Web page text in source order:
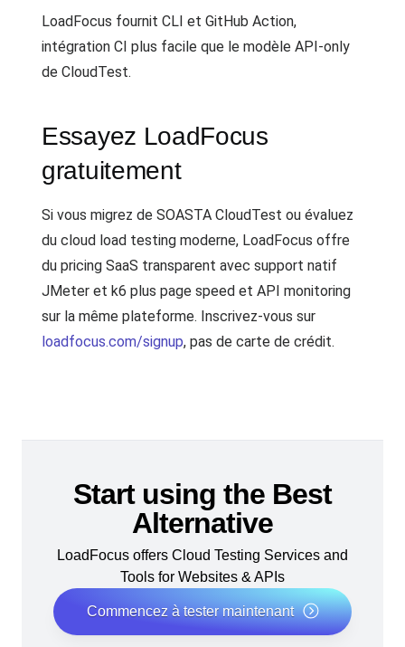
LoadFocus fournit CLI et GitHub Action,
intégration CI plus facile que le modèle API-only
de CloudTest.
Essayez LoadFocus
gratuitement
Si vous migrez de SOASTA CloudTest ou évaluez
du cloud load testing moderne, LoadFocus offre
du pricing SaaS transparent avec support natif
JMeter et k6 plus page speed et API monitoring
sur la même plateforme. Inscrivez-vous sur
loadfocus.com/signup, pas de carte de crédit.
Start using the Best
Alternative
LoadFocus offers Cloud Testing Services and
Tools for Websites & APIs
Commencez à tester maintenant